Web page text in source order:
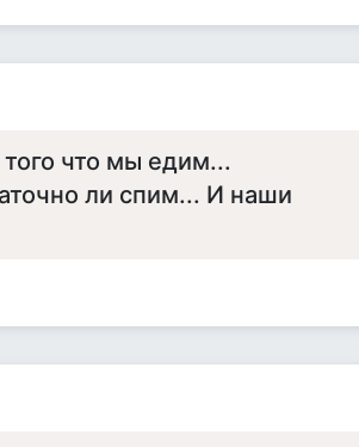
что мы едим...
ли спим... И наши